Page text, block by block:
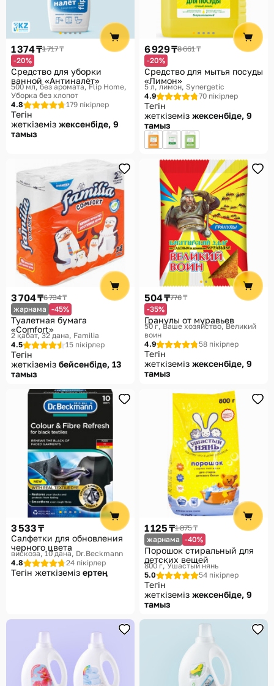
1 374 ₸1 717 ₸
-20%
Средство для уборки
ванной «Антиналёт»
500 мл, без аромата Flip Home,
Уборка без хлопот
4.8
179 пікірлер
Тегін
жеткіземіз жексенбіде, 9
тамыз
6 929 ₸8 661 ₸
-20%
Средство для мытья посуды
«Лимон»
5 л, лимон Synergetic
4.9
70 пікірлер
Тегін
жеткіземіз жексенбіде, 9
тамыз
3 704 ₸6 734 ₸
жарнама -45%
Туалетная бумага
«Comfort»
2 қабат, 32 дана Familia
4.5
15 пікірлер
Тегін
жеткіземіз бейсенбіде, 13
тамыз
504 ₸776 ₸
-35%
Гранулы от муравьев
50 г Ваше хозяйство, Великий
воин
4.9
58 пікірлер
Тегін
жеткіземіз жексенбіде, 9
тамыз
3 533 ₸
Салфетки для обновления
черного цвета
вискоза, 10 дана Dr.Beckmann
4.8
24 пікірлер
Тегін жеткіземіз ертең
1 125 ₸1 875 ₸
жарнама -40%
Порошок стиральный для
детских вещей
800 г Ушастый нянь
5.0
54 пікірлер
Тегін
жеткіземіз жексенбіде, 9
тамыз